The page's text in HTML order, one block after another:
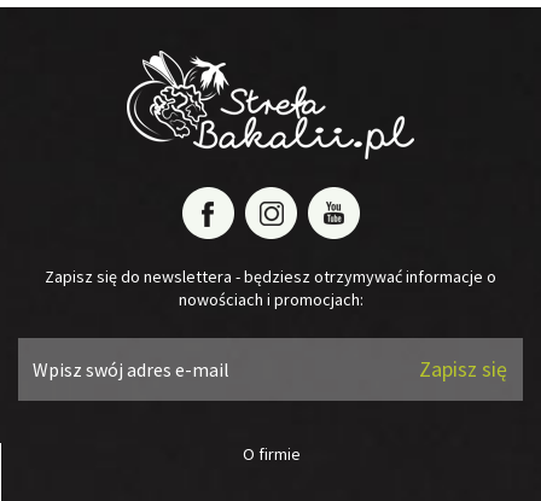
Zapisz się do newslettera - będziesz otrzymywać informacje o
nowościach i promocjach:
Zapisz się
O firmie